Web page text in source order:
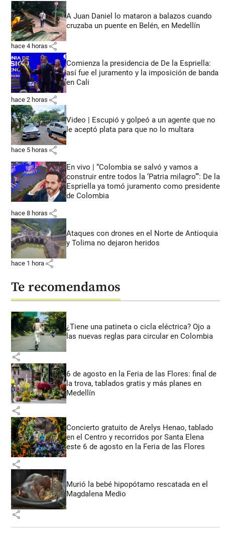
A Juan Daniel lo mataron a balazos cuando
cruzaba un puente en Belén, en Medellín
hace 4 horas share
Comienza la presidencia de De la Espriella:
así fue el juramento y la imposición de banda
en Cali
hace 2 horas share
Video | Escupió y golpeó a un agente que no
le aceptó plata para que no lo multara
hace 5 horas share
En vivo | “Colombia se salvó y vamos a
construir entre todos la ‘Patria milagro’”: De la
Espriella ya tomó juramento como presidente
de Colombia
hace 8 horas share
Ataques con drones en el Norte de Antioquia
y Tolima no dejaron heridos
hace 1 hora share
Te recomendamos
¿Tiene una patineta o cicla eléctrica? Ojo a
las nuevas reglas para circular en Colombia
share
6 de agosto en la Feria de las Flores: final de
la trova, tablados gratis y más planes en
Medellín
share
Concierto gratuito de Arelys Henao, tablado
en el Centro y recorridos por Santa Elena
este 6 de agosto en la Feria de las Flores
share
Murió la bebé hipopótamo rescatada en el
Magdalena Medio
share